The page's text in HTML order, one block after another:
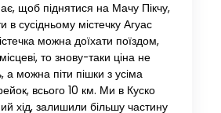
щоб піднятися на Мачу Пікчу,
в сусідньому містечку Агуас
можна доїхати поїздом,
то знову-таки ціна не
а можна піти пішки з усіма
всього 10 км. Ми в Куско
хід, залишили більшу частину